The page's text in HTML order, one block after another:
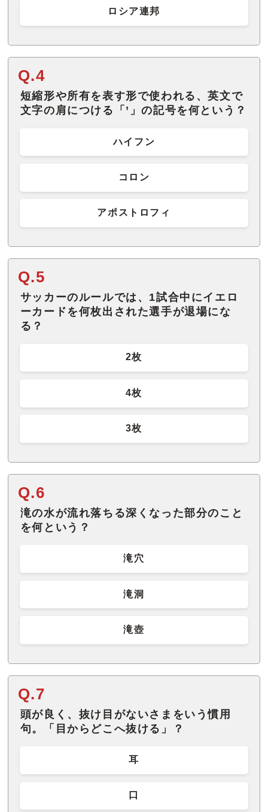
ロシア連邦
Q.4
短縮形や所有を表す形で使われる、英文で
文字の肩につける「’」の記号を何という？
ハイフン
コロン
アポストロフィ
Q.5
サッカーのルールでは、1試合中にイエロ
ーカードを何枚出された選手が退場にな
る？
2枚
4枚
3枚
Q.6
滝の水が流れ落ちる深くなった部分のこと
を何という？
滝穴
滝洞
滝壺
Q.7
頭が良く、抜け目がないさまをいう慣用
句。「目からどこへ抜ける」？
耳
口